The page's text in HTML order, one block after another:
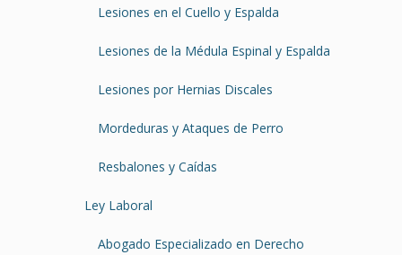
Lesiones en el Cuello y Espalda
Lesiones de la Médula Espinal y Espalda
Lesiones por Hernias Discales
Mordeduras y Ataques de Perro
Resbalones y Caídas
Ley Laboral
Abogado Especializado en Derecho